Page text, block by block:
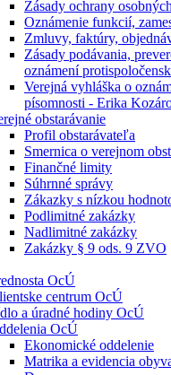
Zásady ochrany
Oznámenie funkcií,
Zmluvy, faktúry,
Zásady podávania,
oznámení
Verejná vyhláška o
písomnosti - Erika
obstarávanie
Profil obstarávateľa
Smernica o verejnom
Finančné limity
Súhrnné správy
Zákazky s nízkou
Podlimitné zakázky
Nadlimitné zakázky
Zakázky § 9 ods. 9 ZVO
OcÚ
centrum OcÚ
a úradné hodiny OcÚ
OcÚ
Ekonomické oddelenie
Matrika a evidencia